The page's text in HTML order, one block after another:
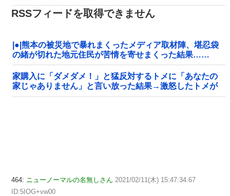
RSSフィードを取得できません
|●|熊本の被災地で暴れまくったメディア取材陣、堪忍袋
の緒が切れた地元住民が苦情を寄せまくった結果……
家購入に「ダメダメ！」と猛反対するトメに「あなたの
家じゃありません」と言い放った結果→激怒したトメが
自ら〇〇を口にして最高の展開へｗｗｗｗｗｗ
464: ニューノーマルの名無しさん 2021/02/11(木) 15:47:34.67
ID:5IOG+vw00